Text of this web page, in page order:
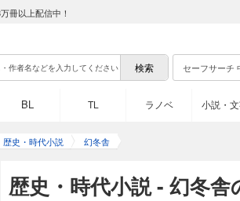
冊以上配信中！
セーフサーチ
BL TL ラノベ 小説・
歴史・時代小説 幻冬舎
歴史・時代小説 - 幻冬舎